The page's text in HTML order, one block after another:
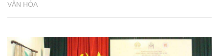
VĂN HÓA